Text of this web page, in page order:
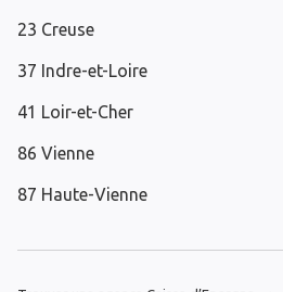
23 Creuse
37 Indre-et-Loire
41 Loir-et-Cher
86 Vienne
87 Haute-Vienne